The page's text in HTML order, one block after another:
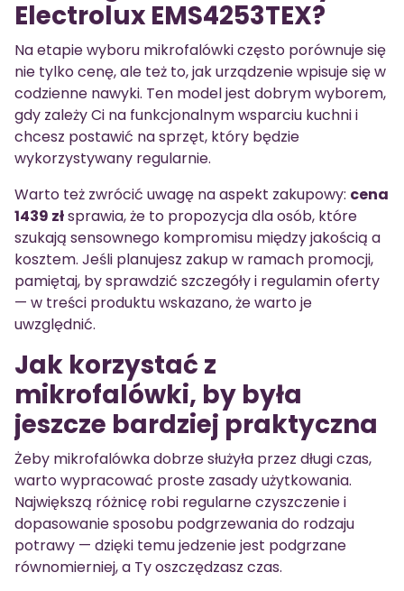
Electrolux EMS4253TEX?
Na etapie wyboru mikrofalówki często porównuje się
nie tylko cenę, ale też to, jak urządzenie wpisuje się w
codzienne nawyki. Ten model jest dobrym wyborem,
gdy zależy Ci na funkcjonalnym wsparciu kuchni i
chcesz postawić na sprzęt, który będzie
wykorzystywany regularnie.
Warto też zwrócić uwagę na aspekt zakupowy: cena
1439 złsprawia, że to propozycja dla osób, które
szukają sensownego kompromisu między jakością a
kosztem. Jeśli planujesz zakup w ramach promocji,
pamiętaj, by sprawdzić szczegóły i regulamin oferty
— w treści produktu wskazano, że warto je
uwzględnić.
Jak korzystać z
mikrofalówki, by była
jeszcze bardziej praktyczna
Żeby mikrofalówka dobrze służyła przez długi czas,
warto wypracować proste zasady użytkowania.
Największą różnicę robi regularne czyszczenie i
dopasowanie sposobu podgrzewania do rodzaju
potrawy — dzięki temu jedzenie jest podgrzane
równomierniej, a Ty oszczędzasz czas.